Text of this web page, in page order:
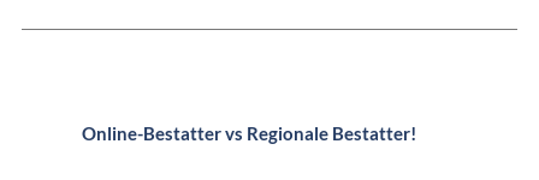
Online-Bestatter vs Regionale Bestatter!